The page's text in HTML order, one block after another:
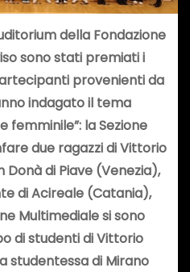
della Fondazione
sono stati premiati i
provenienti da
indagato il tema
femminile”: la Sezione
due ragazzi di Vittorio
di Piave (Venezia),
di Acireale (Catania),
Multimediale si sono
di studenti di Vittorio
studentessa di Mirano